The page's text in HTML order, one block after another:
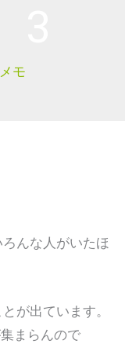
モ
な人がいたほ
が出ています。
まらんので